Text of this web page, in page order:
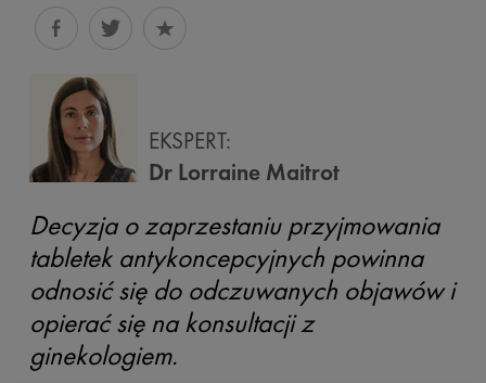
EKSPERT:
Dr Lorraine Maitrot
Decyzja o zaprzestaniu przyjmowania
tabletek antykoncepcyjnych powinna
odnosić się do odczuwanych objawów i
opierać się na konsultacji z
ginekologiem.